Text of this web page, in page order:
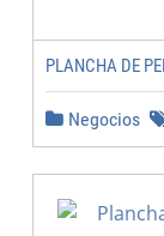
PLANCHA DE
Negocios